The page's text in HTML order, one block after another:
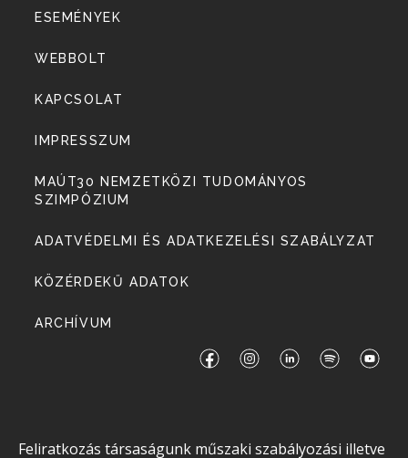
ESEMÉNYEK
WEBBOLT
KAPCSOLAT
IMPRESSZUM
MAÚT30 NEMZETKÖZI TUDOMÁNYOS
SZIMPÓZIUM
ADATVÉDELMI ÉS ADATKEZELÉSI SZABÁLYZAT
KÖZÉRDEKŰ ADATOK
ARCHÍVUM
Feliratkozás társaságunk műszaki szabályozási illetve